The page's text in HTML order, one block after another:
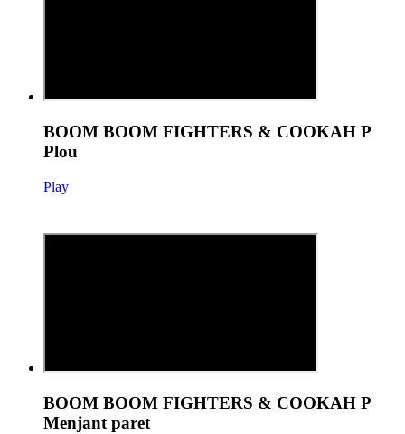
BOOM BOOM FIGHTERS & COOKAH P
Plou
Play
BOOM BOOM FIGHTERS & COOKAH P
Menjant paret